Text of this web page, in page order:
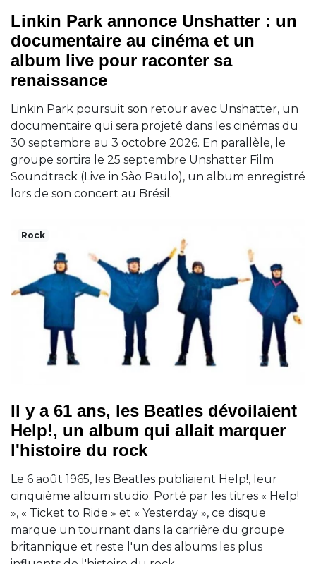
Linkin Park annonce Unshatter : un
documentaire au cinéma et un
album live pour raconter sa
renaissance
Linkin Park poursuit son retour avec Unshatter, un
documentaire qui sera projeté dans les cinémas du
30 septembre au 3 octobre 2026. En parallèle, le
groupe sortira le 25 septembre Unshatter Film
Soundtrack (Live in São Paulo), un album enregistré
lors de son concert au Brésil.
Rock
Il y a 61 ans, les Beatles dévoilaient
Help!, un album qui allait marquer
l'histoire du rock
Le 6 août 1965, les Beatles publiaient Help!, leur
cinquième album studio. Porté par les titres « Help!
», « Ticket to Ride » et « Yesterday », ce disque
marque un tournant dans la carrière du groupe
britannique et reste l'un des albums les plus